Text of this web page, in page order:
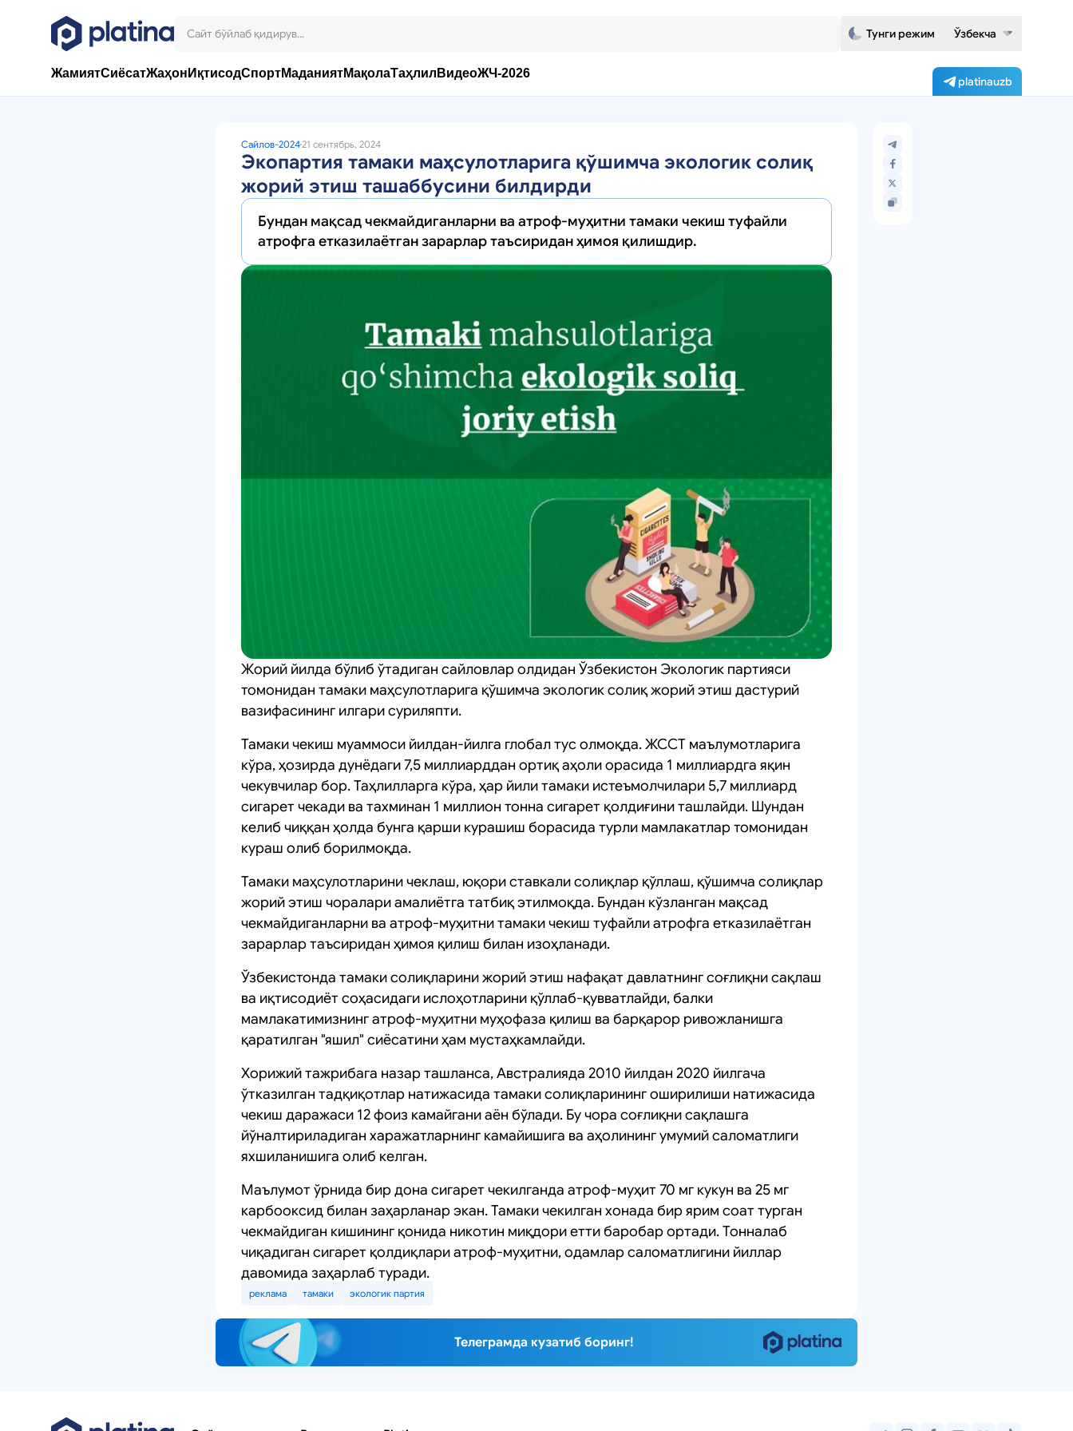
Тунги режим Ўзбекча
ЖамиятСиёсатЖаҳон ИқтисодСпортМаданиятМақолаТаҳлил ВидеоЖЧ-2026
platinauzb
Сайлов-202421 сентябрь, 2024
Экопартия тамаки маҳсулотларига қўшимча экологик солиқ
жорий этиш ташаббусини билдирди
Бундан мақсад чекмайдиганларни ва атроф-муҳитни тамаки чекиш туфайли
атрофга етказилаётган зарарлар таъсиридан ҳимоя қилишдир.
Жорий йилда бўлиб ўтадиган сайловлар олдидан Ўзбекистон Экологик партияси
томонидан тамаки маҳсулотларига қўшимча экологик солиқ жорий этиш дастурий
вазифасининг илгари суриляпти.
Тамаки чекиш муаммоси йилдан-йилга глобал тус олмоқда. ЖССТ маълумотларига
кўра, ҳозирда дунёдаги 7,5 миллиарддан ортиқ аҳоли орасида 1 миллиардга яқин
чекувчилар бор. Таҳлилларга кўра, ҳар йили тамаки истеъмолчилари 5,7 миллиард
сигарет чекади ва тахминан 1 миллион тонна сигарет қолдиғини ташлайди. Шундан
келиб чиққан ҳолда бунга қарши курашиш борасида турли мамлакатлар томонидан
кураш олиб борилмоқда.
Тамаки маҳсулотларини чеклаш, юқори ставкали солиқлар қўллаш, қўшимча солиқлар
жорий этиш чоралари амалиётга татбиқ этилмоқда. Бундан кўзланган мақсад
чекмайдиганларни ва атроф-муҳитни тамаки чекиш туфайли атрофга етказилаётган
зарарлар таъсиридан ҳимоя қилиш билан изоҳланади.
Ўзбекистонда тамаки солиқларини жорий этиш нафақат давлатнинг соғлиқни сақлаш
ва иқтисодиёт соҳасидаги ислоҳотларини қўллаб-қувватлайди, балки
мамлакатимизнинг атроф-муҳитни муҳофаза қилиш ва барқарор ривожланишга
қаратилган "яшил" сиёсатини ҳам мустаҳкамлайди.
Хорижий тажрибага назар ташланса, Австралияда 2010 йилдан 2020 йилгача
ўтказилган тадқиқотлар натижасида тамаки солиқларининг оширилиши натижасида
чекиш даражаси 12 фоиз камайгани аён бўлади. Бу чора соғлиқни сақлашга
йўналтириладиган харажатларнинг камайишига ва аҳолининг умумий саломатлиги
яхшиланишига олиб келган.
Маълумот ўрнида бир дона сигарет чекилганда атроф-муҳит 70 мг кукун ва 25 мг
карбооксид билан заҳарланар экан. Тамаки чекилган хонада бир ярим соат турган
чекмайдиган кишининг қонида никотин миқдори етти баробар ортади. Тонналаб
чиқадиган сигарет қолдиқлари атроф-муҳитни, одамлар саломатлигини йиллар
давомида заҳарлаб туради.
реклама тамаки экологик партия
Телеграмда кузатиб боринг!